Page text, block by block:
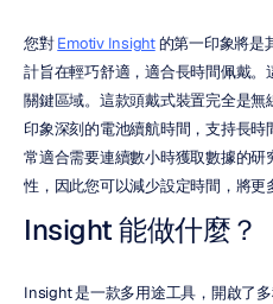
您對 Emotiv Insight 的第一印象將是
計旨在輕巧舒適，適合長時間佩戴
關鍵區域。這款頭戴式裝置完全是
印象深刻的電池續航時間，支持長
常適合需要連續數小時獲取數據的
性，因此您可以減少設定時間，將更
Insight 能做什麼？
Insight 是一款多用途工具，開啟了